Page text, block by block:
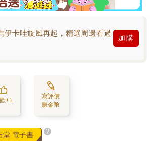
伊卡哇旋風再起，精選周邊看過
加購
+1
寫評價
賺金幣
堂 電子書 ?